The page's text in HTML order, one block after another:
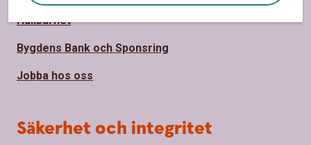
Hållbarhet
Bygdens Bank och Sponsring
Jobba hos oss
Säkerhet och integritet